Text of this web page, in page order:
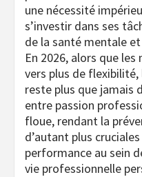
une nécessité
s’investir dans ses
de la santé mentale
En 2026, alors que
vers plus de
reste plus que jamais
entre passion
floue, rendant la
d’autant plus
performance au sein
vie professionnelle